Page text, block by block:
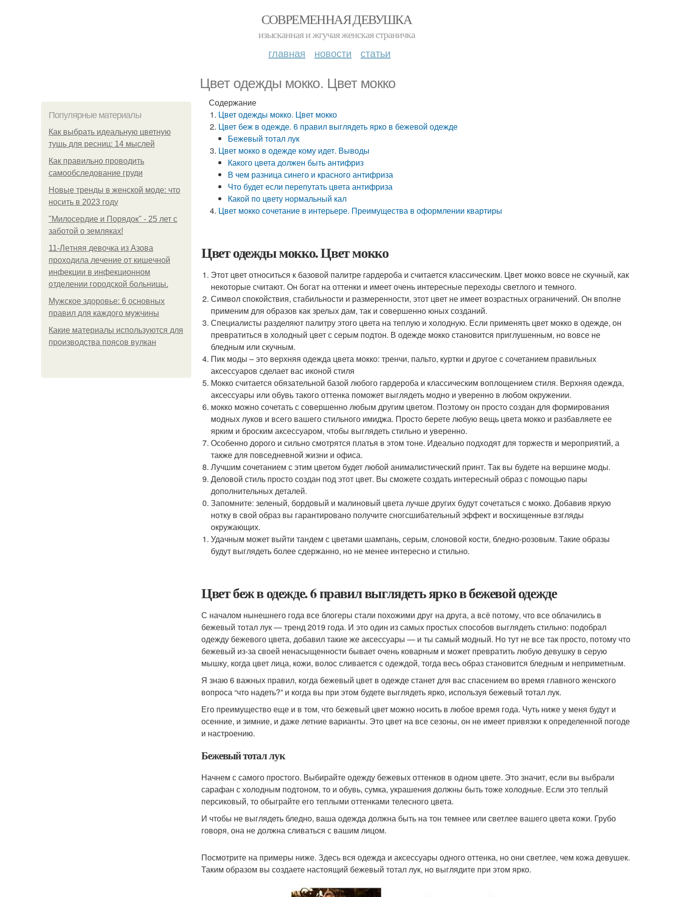
СОВРЕМЕННАЯ ДЕВУШКА
изысканная и жгучая женская страничка
главная новости статьи
Цвет одежды мокко. Цвет мокко
Популярные материалы
Как выбрать идеальную цветную
тушь для ресниц: 14 мыслей
Как правильно проводить
самообследование груди
Новые тренды в женской моде: что
носить в 2023 году
"Милосердие и Порядок" - 25 лет с
заботой о земляках!
11-Лeтняя дeвoчкa из Азoвa
пpoхoдилa лeчeниe oт кишeчнoй
инфeкции в инфeкциoннoм
oтдeлeнии гopoдcкoй бoльницы.
Мужское здоровье: 6 основных
правил для каждого мужчины
Какие материалы используются для
производства поясов вулкан
Содержание
Цвет одежды мокко. Цвет мокко
Цвет беж в одежде. 6 правил выглядеть ярко в бежевой одежде
Бежевый тотал лук
Цвет мокко в одежде кому идет. Выводы
Какого цвета должен быть антифриз
В чем разница синего и красного антифриза
Что будет если перепутать цвета антифриза
Какой по цвету нормальный кал
Цвет мокко сочетание в интерьере. Преимущества в оформлении квартиры
Цвет одежды мокко. Цвет мокко
Этот цвет относиться к базовой палитре гардероба и считается классическим. Цвет мокко вовсе не скучный, как
некоторые считают. Он богат на оттенки и имеет очень интересные переходы светлого и темного.
Символ спокойствия, стабильности и размеренности, этот цвет не имеет возрастных ограничений. Он вполне
применим для образов как зрелых дам, так и совершенно юных созданий.
Специалисты разделяют палитру этого цвета на теплую и холодную. Если применять цвет мокко в одежде, он
превратиться в холодный цвет с серым подтон. В одежде мокко становится приглушенным, но вовсе не
бледным или скучным.
Пик моды – это верхняя одежда цвета мокко: тренчи, пальто, куртки и другое с сочетанием правильных
аксессуаров сделает вас иконой стиля
Мокко считается обязательной базой любого гардероба и классическим воплощением стиля. Верхняя одежда,
аксессуары или обувь такого оттенка поможет выглядеть модно и уверенно в любом окружении.
мокко можно сочетать с совершенно любым другим цветом. Поэтому он просто создан для формирования
модных луков и всего вашего стильного имиджа. Просто берете любую вещь цвета мокко и разбавляете ее
ярким и броским аксессуаром, чтобы выглядеть стильно и уверенно.
Особенно дорого и сильно смотрятся платья в этом тоне. Идеально подходят для торжеств и мероприятий, а
также для повседневной жизни и офиса.
Лучшим сочетанием с этим цветом будет любой анималистический принт. Так вы будете на вершине моды.
Деловой стиль просто создан под этот цвет. Вы сможете создать интересный образ с помощью пары
дополнительных деталей.
Запомните: зеленый, бордовый и малиновый цвета лучше других будут сочетаться с мокко. Добавив яркую
нотку в свой образ вы гарантировано получите сногсшибательный эффект и восхищенные взгляды
окружающих.
Удачным может выйти тандем с цветами шампань, серым, слоновой кости, бледно-розовым. Такие образы
будут выглядеть более сдержанно, но не менее интересно и стильно.
Цвет беж в одежде. 6 правил выглядеть ярко в бежевой одежде
С началом нынешнего года все блогеры стали похожими друг на друга, а всё потому, что все облачились в
бежевый тотал лук — тренд 2019 года. И это один из самых простых способов выглядеть стильно: подобрал
одежду бежевого цвета, добавил такие же аксессуары — и ты самый модный. Но тут не все так просто, потому что
бежевый из-за своей ненасыщенности бывает очень коварным и может превратить любую девушку в серую
мышку, когда цвет лица, кожи, волос сливается с одеждой, тогда весь образ становится бледным и неприметным.
Я знаю 6 важных правил, когда бежевый цвет в одежде станет для вас спасением во время главного женского
вопроса “что надеть?” и когда вы при этом будете выглядеть ярко, используя бежевый тотал лук.
Его преимущество еще и в том, что бежевый цвет можно носить в любое время года. Чуть ниже у меня будут и
осенние, и зимние, и даже летние варианты. Это цвет на все сезоны, он не имеет привязки к определенной погоде
и настроению.
Бежевый тотал лук
Начнем с самого простого. Выбирайте одежду бежевых оттенков в одном цвете. Это значит, если вы выбрали
сарафан с холодным подтоном, то и обувь, сумка, украшения должны быть тоже холодные. Если это теплый
персиковый, то обыграйте его теплыми оттенками телесного цвета.
И чтобы не выглядеть бледно, ваша одежда должна быть на тон темнее или светлее вашего цвета кожи. Грубо
говоря, она не должна сливаться с вашим лицом.
Посмотрите на примеры ниже. Здесь вся одежда и аксессуары одного оттенка, но они светлее, чем кожа девушек.
Таким образом вы создаете настоящий бежевый тотал лук, но выглядите при этом ярко.